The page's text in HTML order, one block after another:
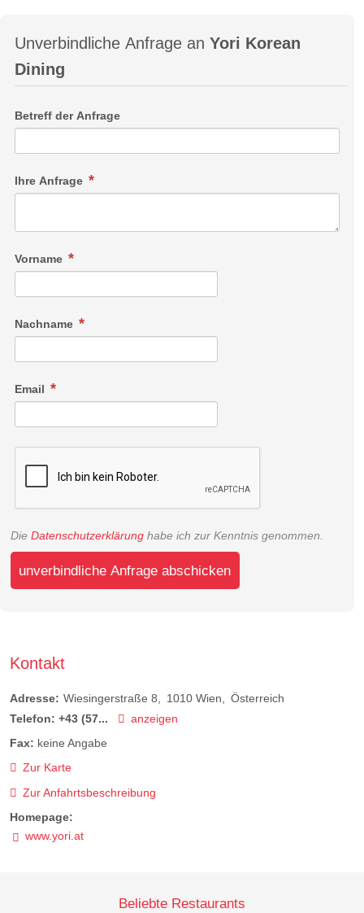
Unverbindliche Anfrage an Yori Korean
Dining
Betreff der Anfrage
Ihre Anfrage
Vorname
Nachname
Email
Die Datenschutzerklärung habe ich zur Kenntnis genommen.
unverbindliche Anfrage abschicken
Kontakt
Adresse: Wiesingerstraße 8 1010 Wien
Österreich
Telefon: +43 (57...
anzeigen
Fax: keine Angabe
Zur Karte
Zur Anfahrtsbeschreibung
Homepage:
www.yori.at
Beliebte Restaurants